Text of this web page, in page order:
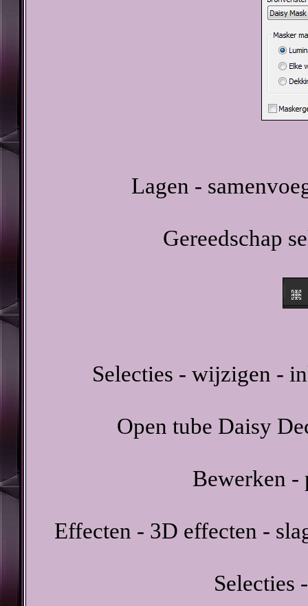
Lagen -
Gereedschap
Selecties - wijzigen -
Open tube Daisy
Bewerken -
Effecten - 3D effecten -
Selecties